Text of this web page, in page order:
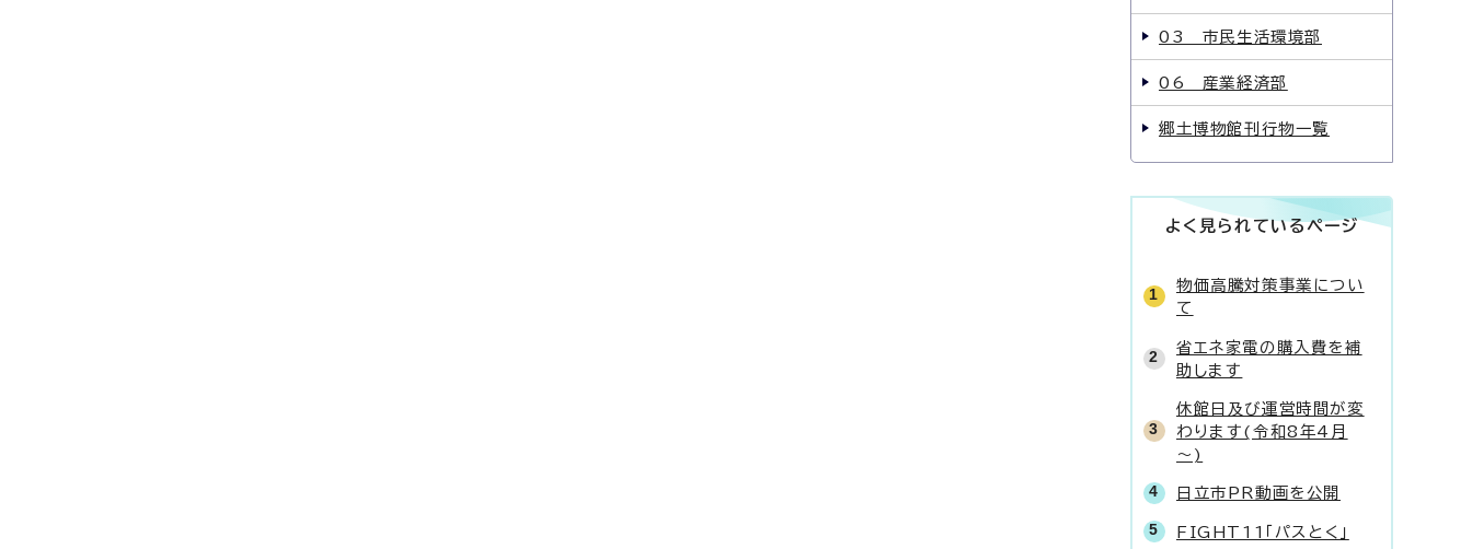
03 市民生活環境部
06 産業経済部
郷土博物館刊行物一覧
よく見られているページ
物価高騰対策事業につい
て
省エネ家電の購入費を補
助します
休館日及び運営時間が変
わります(令和8年4月
～)
日立市PR動画を公開
FIGHT11「パスとく」